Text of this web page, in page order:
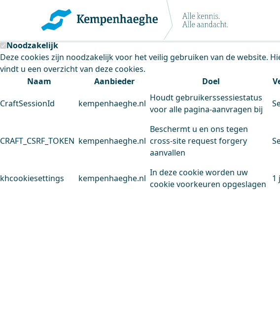
Kempenhaeghe maakt gebruik van cookies
Deze site plaatst cookies. Dit doen we om het gebruik van de website te
Noodzakelijk
Deze cookies zijn noodzakelijk voor het veilig gebruiken van de website.
vindt u een overzicht van deze cookies.
Naam
Aanbieder Doel
CraftSessionId kempenhaeghe.nl
Houdt gebruikerssessiestatus
voor alle pagina-aanvragen bij
CRAFT_CSRF_TOKEN kempenhaeghe.nl
Beschermt u en ons tegen
cross-site request forgery
aanvallen
khcookiesettings kempenhaeghe.nl
In deze cookie worden uw
cookie voorkeuren opgeslagen
1